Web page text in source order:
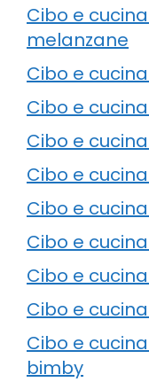
Cibo e
melanzane
Cibo e
Cibo e
Cibo e
Cibo e
Cibo e
Cibo e
Cibo e
Cibo e
Cibo e
bimby